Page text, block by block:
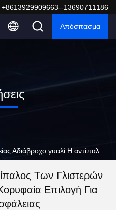
+8613929909663--13690711186
Απόσπασμα
Των Γλιστερών
Επιλογή Για